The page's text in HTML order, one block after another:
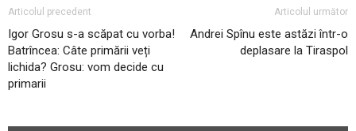
Articolul precedent
Igor Grosu s-a scăpat cu vorba!
Batrîncea: Câte primării veți
lichida? Grosu: vom decide cu
primarii
Articolul următor
Andrei Spînu este astăzi într-o
deplasare la Tiraspol